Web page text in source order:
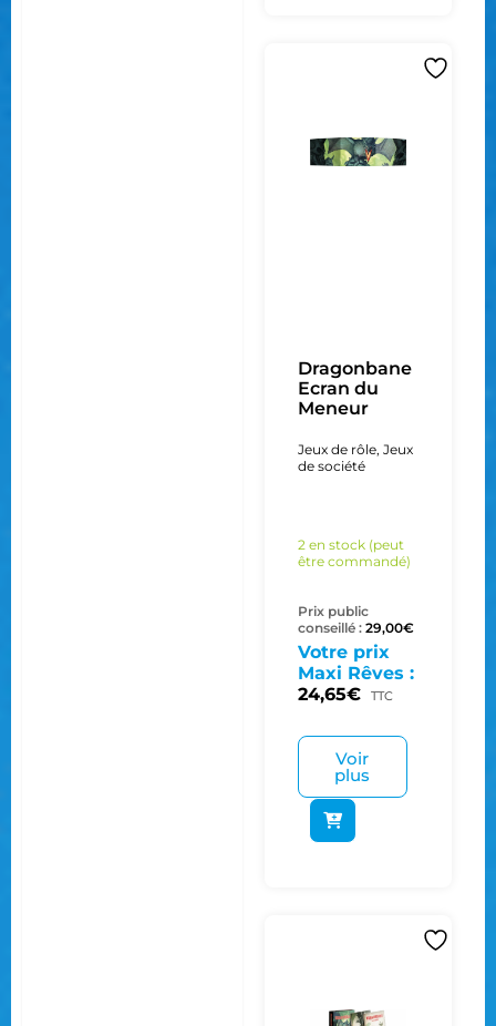
Dragonbane
Ecran du
Meneur
Jeux de rôle, Jeux
de société
2 en stock (peut
être commandé)
Prix public
conseillé : 29,00€
Votre prix
Maxi Rêves :
24,65€ TTC
Voir
plus